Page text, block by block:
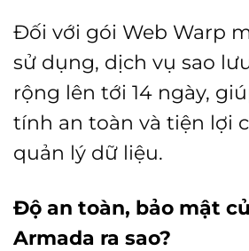
Đối với gói Web Warp
sử dụng, dịch vụ sao
rộng lên tới 14 ngày,
tính an toàn và tiện lợi
quản lý dữ liệu.
Độ an toàn, bảo mật
Armada ra sao?